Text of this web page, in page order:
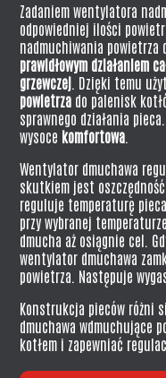
Zadaniem wentylatora
odpowiedniej ilości
nadmuchiwania powietrza
prawidłowym działaniem
grzewczej . Dzięki temu
powietrza do palenisk
sprawnego działania
wysoce komfortowa
Wentylator dmuchawa
skutkiem jest
reguluje temperaturę
przy wybranej
dmucha aż osiągnie cel.
wentylator dmuchawa
powietrza. Następuje
Konstrukcja pieców różni
dmuchawa wdmuchujące
kotłem i zapewniać